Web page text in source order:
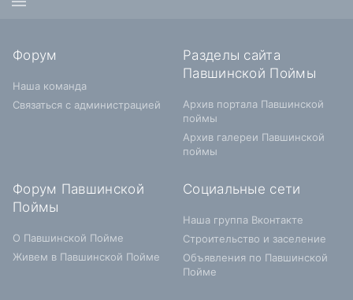
Форум
Наша команда
Связаться с администрацией
Разделы сайта
Павшинской Поймы
Архив портала Павшинской
поймы
Архив галереи Павшинской
поймы
Форум Павшинской
Поймы
О Павшинской Пойме
Живем в Павшинской Пойме
Социальные сети
Наша группа Вконтакте
Строительство и заселение
Объявления по Павшинской
Пойме